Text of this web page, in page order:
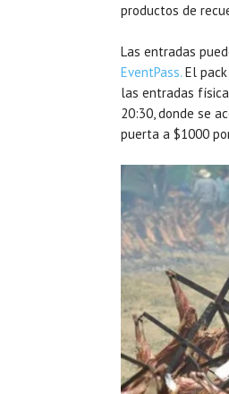
productos de
Las entradas
EventPass. El
las entradas
20:30, donde se
puerta a $1000